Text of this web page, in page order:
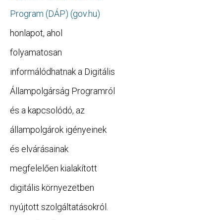
Program (DÁP) (gov.hu)
honlapot, ahol
folyamatosan
informálódhatnak a Digitális
Állampolgárság Programról
és a kapcsolódó, az
állampolgárok igényeinek
és elvárásainak
megfelelően kialakított
digitális környezetben
nyújtott szolgáltatásokról.